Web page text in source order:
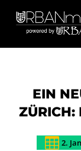
EIN
ZÜRICH:
 2.